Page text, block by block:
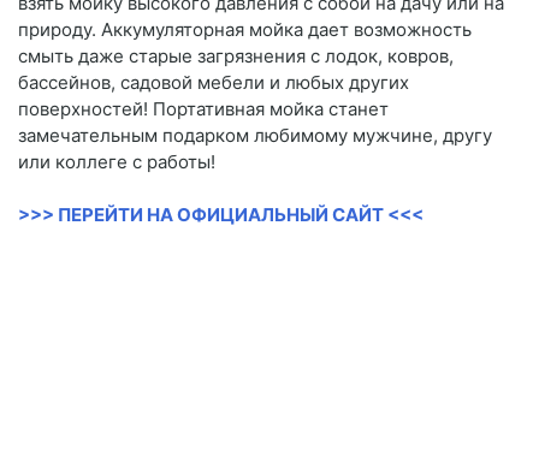
природу. Аккумуляторная мойка дает возможность
смыть даже старые загрязнения с лодок, ковров,
бассейнов, садовой мебели и любых других
поверхностей! Портативная мойка станет
замечательным подарком любимому мужчине, другу
или коллеге с работы!
>>> ПЕРЕЙТИ НА ОФИЦИАЛЬНЫЙ САЙТ <<<